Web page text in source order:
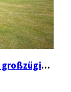
Gepflegtes Einfamilienhaus auf großzügigem Grundstück in Haßbergen